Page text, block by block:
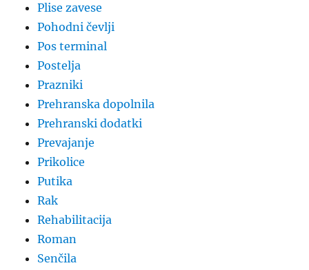
Plise zavese
Pohodni čevlji
Pos terminal
Postelja
Prazniki
Prehranska dopolnila
Prehranski dodatki
Prevajanje
Prikolice
Putika
Rak
Rehabilitacija
Roman
Senčila